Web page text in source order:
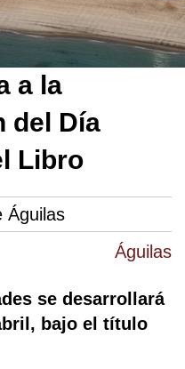
Águilas
a la
del Día
Libro
Águilas
se desarrollará
bajo el título